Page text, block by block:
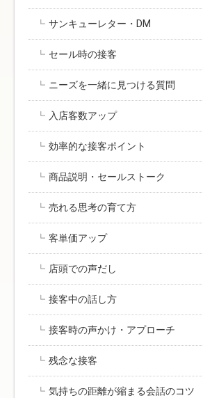
商品でも面白いほどよく売れ
サンキューレター・DM
セール時の接客
ニーズを一緒に見つける質問
入店客数アップ
効率的な接客ポイント
商品説明・セールストーク
売れる思考の育て方
客単価アップ
店頭での声だし
接客中の話し方
接客時の声かけ・アプローチ
残念な接客
気持ちの距離が縮まる会話のコツ